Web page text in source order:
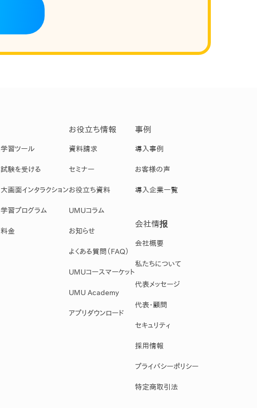
学習ツール
試験を受ける
大画面インタラクション
学習プログラム
料金
お役立ち情報
資料請求
セミナー
お役立ち資料
UMUコラム
お知らせ
よくある質問（FAQ）
UMUコースマーケット
UMU Academy
アプリダウンロード
事例
導入事例
お客様の声
導入企業一覧
会社情报
会社概要
私たちについて
代表メッセージ
代表・顧問
セキュリティ
採用情報
プライバシーポリシー
特定商取引法